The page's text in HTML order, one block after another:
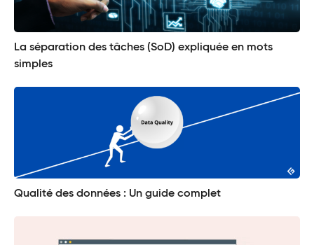
La séparation des tâches (SoD) expliquée en mots
simples
Qualité des données : Un guide complet